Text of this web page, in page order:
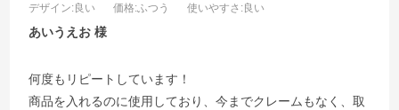
デザイン:良い 価格:ふつう 使いやすさ :良い
あいうえお
何度もリピートしています！
商品を入れるのに使用しており、今までクレームもなく、取